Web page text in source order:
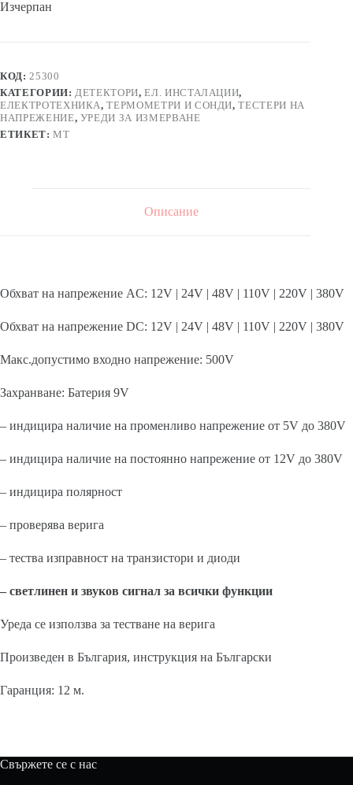
Изчерпан
КОД: 25300
КАТЕГОРИИ: ДЕТЕКТОРИ,ЕЛ. ИНСТАЛАЦИИ,
ЕЛЕКТРОТЕХНИКА,ТЕРМОМЕТРИ И СОНДИ,ТЕСТЕРИ НА
НАПРЕЖЕНИЕ, УРЕДИ ЗА ИЗМЕРВАНЕ
ЕТИКЕТ:MT
Описание
Обхват на напрежение AC: 12V | 24V | 48V | 110V | 220V | 380V
Обхват на напрежение DC: 12V | 24V | 48V | 110V | 220V | 380V
Макс.допустимо входно напрежение: 500V
Захранване: Батерия 9V
– индицира наличие на променливо напрежение от 5V до 380V
– индицира наличие на постоянно напрежение от 12V до 380V
– индицира полярност
– проверява верига
– тества изправност на транзистори и диоди
– светлинен и звуков сигнал за всички функции
Уреда се използва за тестване на верига
Произведен в България, инструкция на Български
Гаранция: 12 м.
Свържете се с нас